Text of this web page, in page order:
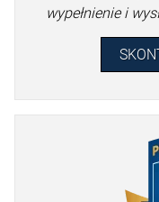
wypełnienie i